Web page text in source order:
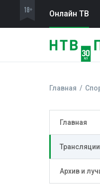
Онлайн ТВ
Главная
Главная
Трансляции
Архив и